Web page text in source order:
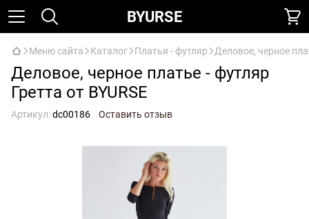
BYURSE
Меню сайта Каталог Платья - футляр Деловое, черное
Деловое, черное платье - футляр
Гретта от BYURSE
Артикул:dc00186 Оставить отзыв